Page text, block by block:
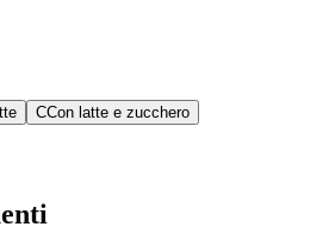
CCon latte e zucchero